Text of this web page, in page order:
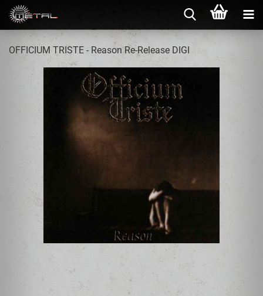
OFFICIUM TRISTE - Reason Re-Release DIGI